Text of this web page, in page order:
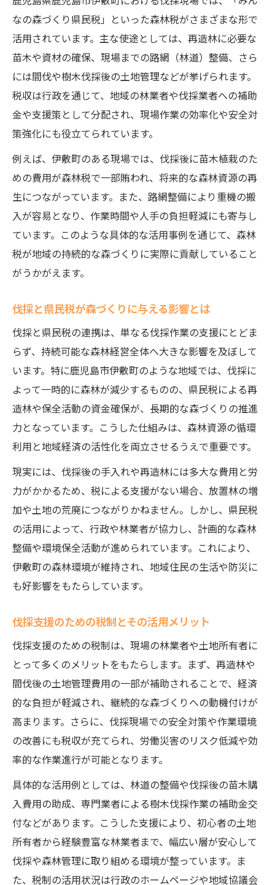
なの森づくり県民税」といった森林税がさまざまな形で
活用されています。主な使途としては、再造林に必要な
苗木や資材の確保、現場までの路網（林道）整備、さら
には間伐や樹木伐採後の土地管理などが挙げられます。
税収は行政を通じて、地域の林業者や伐採業者への補助
金や支援策として分配され、現場作業の効率化や安全対
策強化にも役立てられています。
例えば、伊敷町のある現場では、伐採後に苗木植栽のた
めの費用が森林税で一部賄われ、将来的な森林資源の再
生につながっています。また、路網整備により重機の搬
入が容易となり、作業時間や人手の負担軽減にも寄与し
ています。このような具体的な活用事例を通じて、森林
税が地域の持続的な森づくりに実際に貢献していること
がうかがえます。
伐採と県民税が森づくりに与える影響とは
伐採と県民税の連携は、単なる伐採作業の支援にとどま
らず、持続可能な森林経営全体へ大きな影響を及ぼして
います。特に鹿児島市伊敷町のような地域では、伐採に
よって一時的に森林が減少するものの、県民税による再
造林や保全活動の資金確保が、長期的な森づくりの推進
力となっています。こうした仕組みは、森林資源の循環
利用と地域経済の活性化を両立させるうえで重要です。
現実には、伐採後の手入れや再造林には多大な費用と労
力がかかるため、税による支援がない場合、放置林の増
加や土地の荒廃につながりかねません。しかし、県民税
の活用によって、行政や林業者が協力し、計画的な森林
整備や環境保全活動が進められています。これにより、
伊敷町の森林環境が維持され、地域住民の生活や防災に
も好影響をもたらしています。
伐採支援のための税制とその活用メリット
伐採支援のための税制は、現場の林業者や土地所有者に
とって多くのメリットをもたらします。まず、再造林や
間伐後の土地管理費用の一部が補助されることで、経済
的な負担が軽減され、継続的な森づくりへの動機付けが
高まります。さらに、伐採現場での安全対策や作業環境
の改善にも税収が充てられ、労働災害のリスク低減や効
率的な作業進行が可能となります。
具体的な活用例としては、林道の整備や伐採後の苗木購
入費用の助成、専門業者による樹木伐採作業の補助金交
付などがあります。こうした支援により、初心者の土地
所有者から経験豊富な林業者まで、幅広い層が安心して
伐採や森林管理に取り組める環境が整っています。ま
た、税制の活用状況は行政のホームページや地域協議会